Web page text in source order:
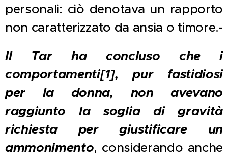
personali: ciò denotava un rapporto
non caratterizzato da ansia o timore.-
Il Tar ha concluso che i
comportamenti[1], pur fastidiosi
per la donna, non avevano
raggiunto la soglia di gravità
richiesta per giustificare un
ammonimento, considerando anche